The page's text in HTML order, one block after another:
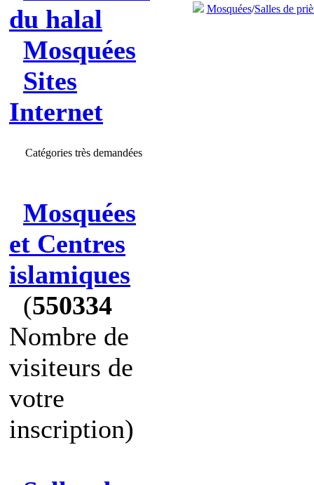
du halal
Mosquées
Sites
Internet
Catégories très demandées
Mosquées
et Centres
islamiques
(550334
Nombre de
visiteurs de
votre
inscription)
Mosquées/Salles de